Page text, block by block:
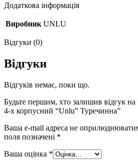
Додаткова інформація
Виробник UNLU
Відгуки (0)
Відгуки
Відгуків немає, поки що.
Будьте першим, хто залишив відгук
4-х корпусний “Unlu” Туречинна”
Ваша e-mail адреса не
поля позначені *
Ваша оцінка *